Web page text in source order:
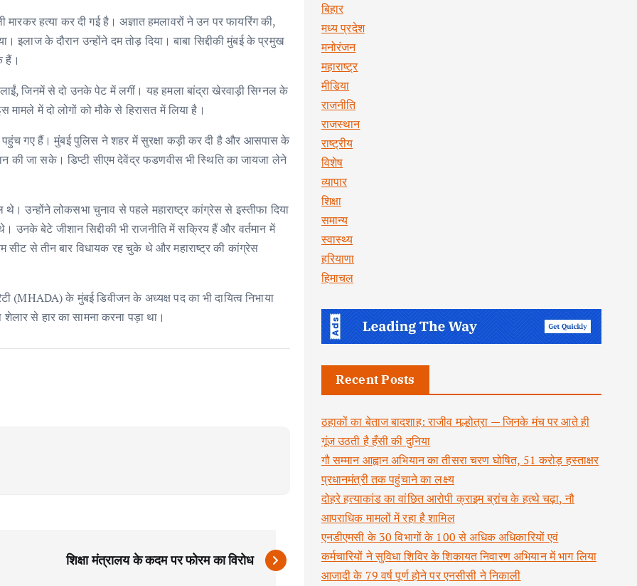
मारकर हत्या कर दी गई है। अज्ञात हमलावरों ने उन पर फायरिंग की,
इलाज के दौरान उन्होंने दम तोड़ दिया। बाबा सिद्दीकी मुंबई के प्रमुख
हैं।
जिनमें से दो उनके पेट में लगीं। यह हमला बांद्रा खेरवाड़ी सिग्नल के
में दो लोगों को मौके से हिरासत में लिया है।
पहुंच गए हैं। मुंबई पुलिस ने शहर में सुरक्षा कड़ी कर दी है और आसपास के
की जा सके। डिप्टी सीएम देवेंद्र फडणवीस भी स्थिति का जायजा लेने
उन्होंने लोकसभा चुनाव से पहले महाराष्ट्र कांग्रेस से इस्तीफा दिया
उनके बेटे जीशान सिद्दीकी भी राजनीति में सक्रिय हैं और वर्तमान में
सीट से तीन बार विधायक रह चुके थे और महाराष्ट्र की कांग्रेस
(MHADA) के मुंबई डिवीजन के अध्यक्ष पद का भी दायित्व निभाया
से हार का सामना करना पड़ा था।
शिक्षा मंत्रालय के कदम पर फोरम का विरोध
बिहार
मध्य प्रदेश
मनोरंजन
महाराष्ट्र
मीडिया
राजनीति
राजस्थान
राष्ट्रीय
विशेष
व्यापार
शिक्षा
समान्य
स्वास्थ्य
हरियाणा
हिमाचल
Recent Posts
ठहाकों का बेताज बादशाह: राजीव मल्होत्रा — जिनके मंच पर आते ही
गूंज उठती है हँसी की दुनिया
गौ सम्मान आह्वान अभियान का तीसरा चरण घोषित, 51 करोड़ हस्ताक्षर
प्रधानमंत्री तक पहुंचाने का लक्ष्य
दोहरे हत्याकांड का वांछित आरोपी क्राइम ब्रांच के हत्थे चढ़ा, नौ
आपराधिक मामलों में रहा है शामिल
एनडीएमसी के 30 विभागों के 100 से अधिक अधिकारियों एवं
कर्मचारियों ने सुविधा शिविर के शिकायत निवारण अभियान में भाग लिया
आजादी के 79 वर्ष पूर्ण होने पर एनसीसी ने निकाली